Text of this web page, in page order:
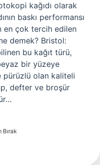
kağıdı olarak
baskı performansı
en çok tercih edilen
demek? Bristol:
bu kağıt türü,
bir yüzeye
olan kaliteli
defter ve broşür
Bırak